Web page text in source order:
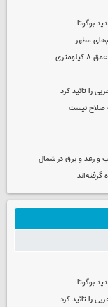
بوگوتا
مطهر
صلاح نیست
بوگوتا